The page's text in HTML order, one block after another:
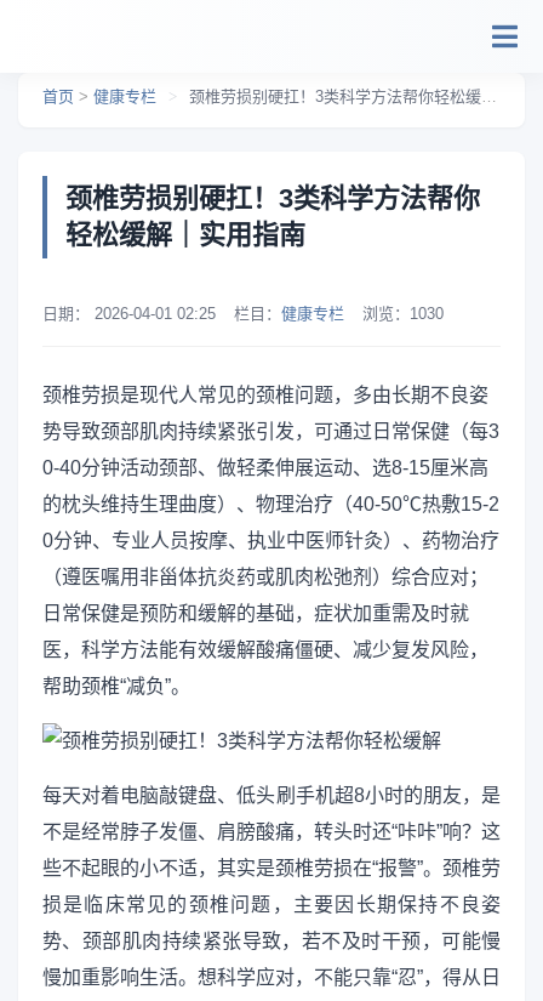
首页 > 健康专栏 > 颈椎劳损别硬扛！3类科学方法帮你轻松缓解｜实用指南
颈椎劳损别硬扛！3类科学方法帮你
轻松缓解｜实用指南
日期： 2026-04-01 02:25 栏目： 健康专栏 浏览： 1030
颈椎劳损是现代人常见的颈椎问题，多由长期不良姿
势导致颈部肌肉持续紧张引发，可通过日常保健（每3
0-40分钟活动颈部、做轻柔伸展运动、选8-15厘米高
的枕头维持生理曲度）、物理治疗（40-50℃热敷15-2
0分钟、专业人员按摩、执业中医师针灸）、药物治疗
（遵医嘱用非甾体抗炎药或肌肉松弛剂）综合应对；
日常保健是预防和缓解的基础，症状加重需及时就
医，科学方法能有效缓解酸痛僵硬、减少复发风险，
帮助颈椎“减负”。
每天对着电脑敲键盘、低头刷手机超8小时的朋友，是
不是经常脖子发僵、肩膀酸痛，转头时还“咔咔”响？这
些不起眼的小不适，其实是颈椎劳损在“报警”。颈椎劳
损是临床常见的颈椎问题，主要因长期保持不良姿
势、颈部肌肉持续紧张导致，若不及时干预，可能慢
慢加重影响生活。想科学应对，不能只靠“忍”，得从日